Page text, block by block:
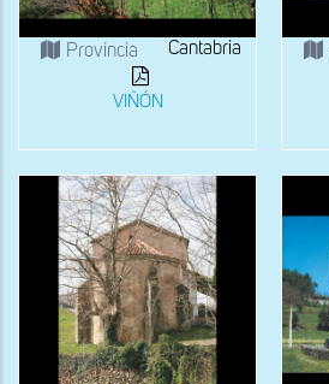
Provincia Cantabria
VIÑÓN